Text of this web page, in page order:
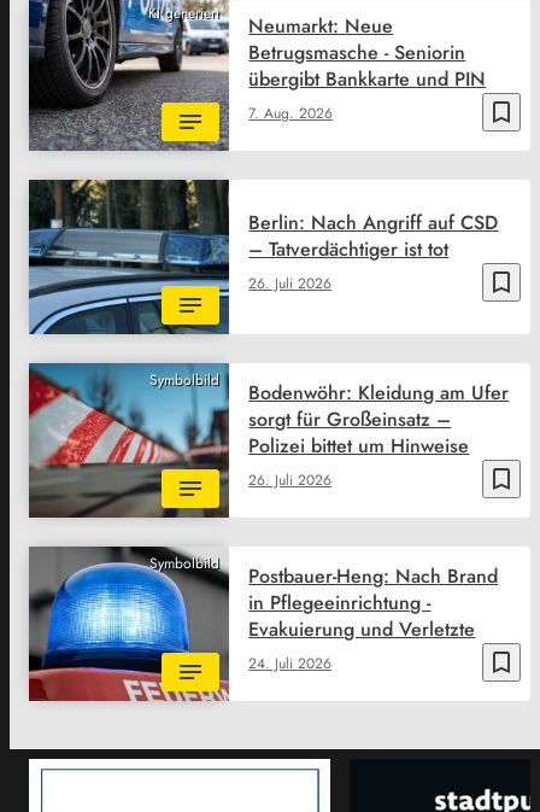
KI generiert
bookmark_border
7. Aug. 2026
Neumarkt: Neue
Betrugsmasche - Seniorin
übergibt Bankkarte und PIN
bookmark_border
26. Juli 2026
Berlin: Nach Angriff auf CSD
– Tatverdächtiger ist tot
Symbolbild
bookmark_border
26. Juli 2026
Bodenwöhr: Kleidung am Ufer
sorgt für Großeinsatz –
Polizei bittet um Hinweise
Symbolbild
bookmark_border
24. Juli 2026
Postbauer-Heng: Nach Brand
in Pflegeeinrichtung -
Evakuierung und Verletzte